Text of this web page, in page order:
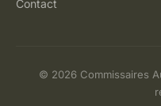
Contact
© 2026 Commissaires